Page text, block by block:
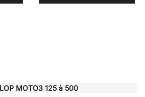
MOTO3 125 à 500